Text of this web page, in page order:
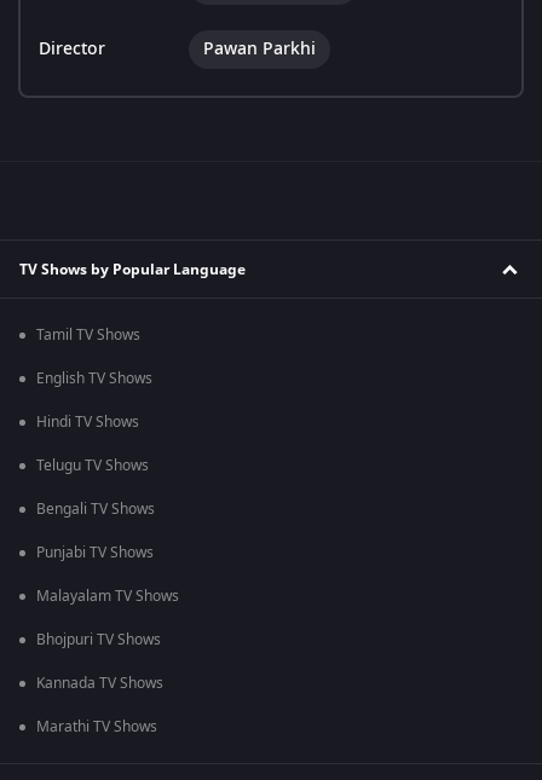
Director Pawan Parkhi
TV Shows by Popular Language
Tamil TV Shows
English TV Shows
Hindi TV Shows
Telugu TV Shows
Bengali TV Shows
Punjabi TV Shows
Malayalam TV Shows
Bhojpuri TV Shows
Kannada TV Shows
Marathi TV Shows